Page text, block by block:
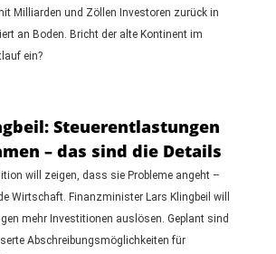
Milliarden und Zöllen Investoren zurück in
an Boden. Bricht der alte Kontinent im
ein?
Steuerentlastungen
– das sind die Details
will zeigen, dass sie Probleme angeht –
Wirtschaft. Finanzminister Lars Klingbeil will
mehr Investitionen auslösen. Geplant sind
Abschreibungsmöglichkeiten für